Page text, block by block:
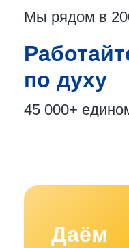
Мы рядом в
по духу
45 000+
Даём